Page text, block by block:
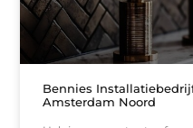
Bennies
Amsterdam Noord